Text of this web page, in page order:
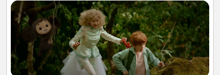
рассказывает «Ямал-Медиа».